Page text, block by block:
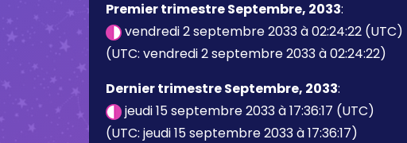
Premier trimestre Septembre, 2033:
vendredi 2 septembre 2033 à 02:24:22 (UTC)
(UTC: vendredi 2 septembre 2033 à 02:24:22)
Dernier trimestre Septembre, 2033:
jeudi 15 septembre 2033 à 17:36:17 (UTC)
(UTC: jeudi 15 septembre 2033 à 17:36:17)